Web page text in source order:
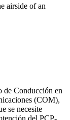
airside of an
de Conducción en
(COM),
se necesite